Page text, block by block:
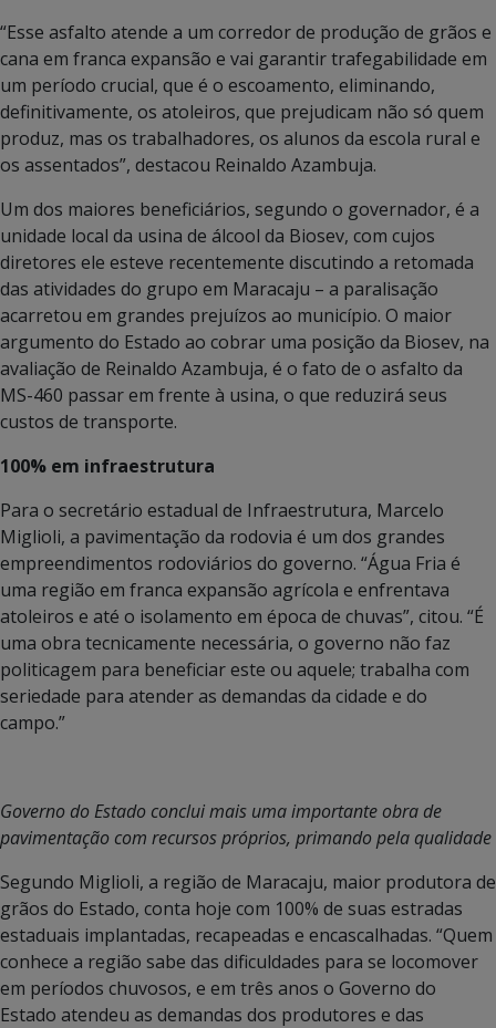
“Esse asfalto atende a um corredor de produção de grãos e
cana em franca expansão e vai garantir trafegabilidade em
um período crucial, que é o escoamento, eliminando,
definitivamente, os atoleiros, que prejudicam não só quem
produz, mas os trabalhadores, os alunos da escola rural e
os assentados”, destacou Reinaldo Azambuja.
Um dos maiores beneficiários, segundo o governador, é a
unidade local da usina de álcool da Biosev, com cujos
diretores ele esteve recentemente discutindo a retomada
das atividades do grupo em Maracaju – a paralisação
acarretou em grandes prejuízos ao município. O maior
argumento do Estado ao cobrar uma posição da Biosev, na
avaliação de Reinaldo Azambuja, é o fato de o asfalto da
MS-460 passar em frente à usina, o que reduzirá seus
custos de transporte.
100% em infraestrutura
Para o secretário estadual de Infraestrutura, Marcelo
Miglioli, a pavimentação da rodovia é um dos grandes
empreendimentos rodoviários do governo. “Água Fria é
uma região em franca expansão agrícola e enfrentava
atoleiros e até o isolamento em época de chuvas”, citou. “É
uma obra tecnicamente necessária, o governo não faz
politicagem para beneficiar este ou aquele; trabalha com
seriedade para atender as demandas da cidade e do
campo.”
Governo do Estado conclui mais uma importante obra de
pavimentação com recursos próprios, primando pela qualidade
Segundo Miglioli, a região de Maracaju, maior produtora de
grãos do Estado, conta hoje com 100% de suas estradas
estaduais implantadas, recapeadas e encascalhadas. “Quem
conhece a região sabe das dificuldades para se locomover
em períodos chuvosos, e em três anos o Governo do
Estado atendeu as demandas dos produtores e das